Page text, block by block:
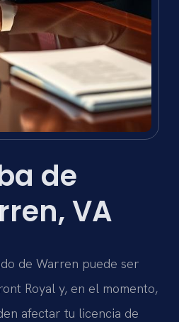
de
VA
de Warren puede ser
Royal y, en el momento,
afectar tu licencia de